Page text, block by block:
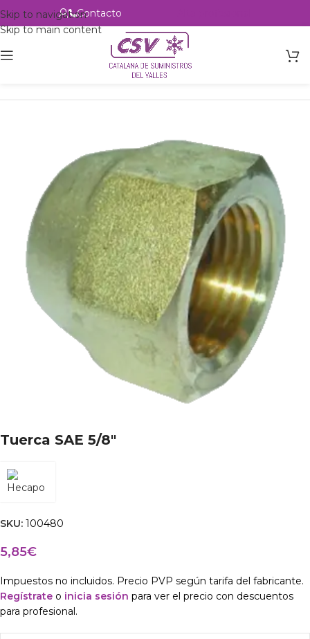
Skip to navigation
Skip to main content
Contacto
Accesorios Racorería Tuercas SAE
Tuerca SAE 5/8″
SKU: 100480
5,85€
Impuestos no incluidos. Precio PVP según tarifa del fabricante.
Regístrate o inicia sesión para ver el precio con descuentos
para profesional.